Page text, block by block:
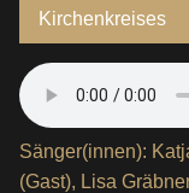
Sänger(innen):
(Gast), Lisa